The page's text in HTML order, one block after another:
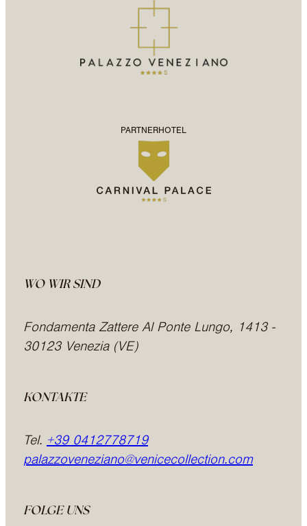
PARTNERHOTEL
WO WIR SIND
Fondamenta Zattere Al Ponte Lungo, 1413 -
30123 Venezia (VE)
KONTAKTE
Tel. +39 0412778719
palazzoveneziano@venicecollection.com
FOLGE UNS